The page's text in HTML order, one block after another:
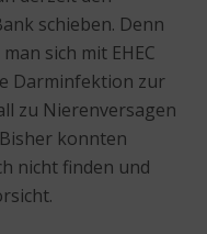
schieben. Denn
sich mit EHEC
Darminfektion zur
zu Nierenversagen
konnten
nicht finden und